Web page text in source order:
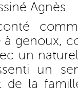
Agnès.
genoux,
un
un
de la